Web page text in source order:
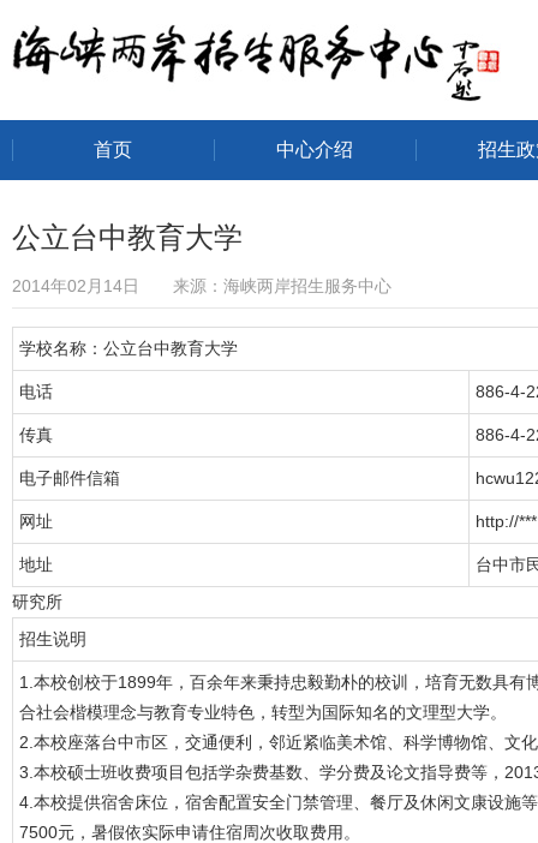
海峡两岸招生服务中心
首页 中心介绍 招生
公立台中教育大学
2014年02月14日 来源：海峡两岸招生服务中心
学校名称：公立台中教育大学
电话 886-4-
传真 886-4-
电子邮件信箱
网址 http://***
地址
台中市
研究所
招生说明
1.本校创校于1899年，百余年来秉持忠毅勤朴的校训，培育无数具
合社会楷模理念与教育专业特色，转型为国际知名的文理型大学。
2.本校座落台中市区，交通便利，邻近紧临美术馆、科学博物馆、文
3.本校硕士班收费项目包括学杂费基数、学分费及论文指导费等，
4.本校提供宿舍床位，宿舍配置安全门禁管理、餐厅及休闲文康设施
7500元，暑假依实际申请住宿周次收取费用。